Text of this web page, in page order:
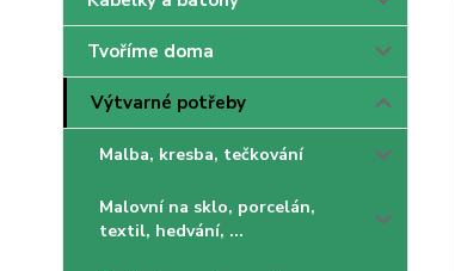
Tvoříme doma
Výtvarné potřeby
Malba, kresba, tečkování
Malovní na sklo, porcelán,
textil, hedvání, ...